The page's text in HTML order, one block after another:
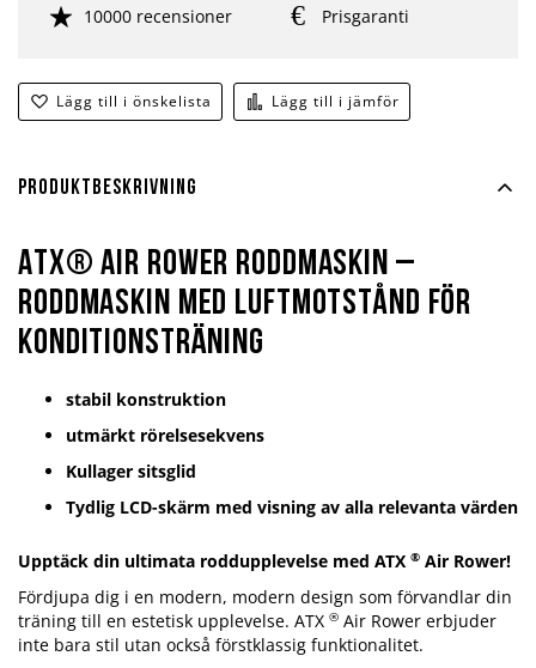
Lägg till i önskelista Lägg till i jämför
10000 recensioner Prisgaranti
Produktbeskrivning
ATX® Air Rower Roddmaskin –
Roddmaskin med luftmotstånd för
konditionsträning
stabil konstruktion
utmärkt rörelsesekvens
Kullager sitsglid
Tydlig LCD-skärm med visning av alla relevanta värden
Upptäck din ultimata roddupplevelse med ATX ® Air Rower!
Fördjupa dig i en modern, modern design som förvandlar din
träning till en estetisk upplevelse. ATX ® Air Rower erbjuder
inte bara stil utan också förstklassig funktionalitet.